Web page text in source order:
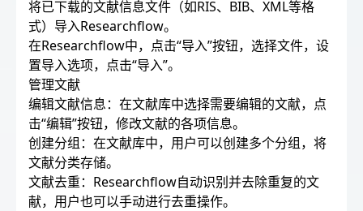
将已下载的文献信息文件（如RIS、BIB、XML等格
式）导入Researchflow。
在Researchflow中，点击“导入”按钮，选择文件，设
置导入选项，点击“导入”。
管理文献
编辑文献信息：在文献库中选择需要编辑的文献，点
击“编辑”按钮，修改文献的各项信息。
创建分组：在文献库中，用户可以创建多个分组，将
文献分类存储。
文献去重：Researchflow自动识别并去除重复的文
献，用户也可以手动进行去重操作。